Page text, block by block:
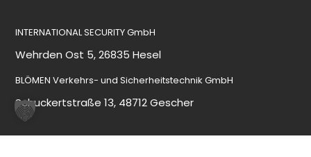
INTERNATIONAL SECURITY GmbH
Wehrden Ost 5, 26835 Hesel
BLÖMEN Verkehrs- und Sicherheitstechnik GmbH
Schuckertstraße 13, 48712 Gescher